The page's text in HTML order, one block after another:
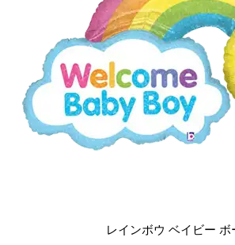
レインボウ ベイビー ボ